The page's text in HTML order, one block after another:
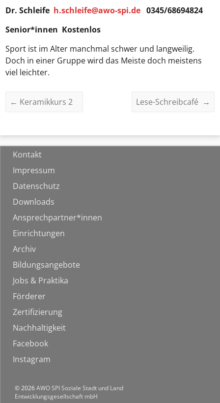
Dr. Schleife h.schleife@awo-spi.de 0345/68694824
Senior*innen Kostenlos
Sport ist im Alter manchmal schwer und langweilig.
Doch in einer Gruppe wird das Meiste doch meistens
viel leichter.
← Keramikkurs 2 Lese-Schreibcafé →
Kontakt
Impressum
Datenschutz
Downloads
Ansprechpartner*innen
Einrichtungen
Archiv
Bildungsangebote
Jobs & Praktika
Förderer
Zertifizierung
Nachhaltigkeit
Facebook
Instagram
© 2026AWO SPI Soziale Stadt und Land
Entwicklungsgesellschaft mbH